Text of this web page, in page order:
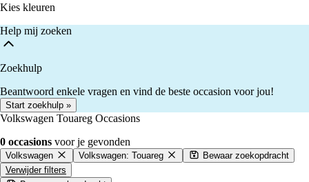
Kies kleuren
Help mij zoeken
Zoekhulp
Beantwoord enkele vragen en vind de beste occasion voor jou!
Start zoekhulp »
Volkswagen Touareg Occasions
0 occasions voor je gevonden
Volkswagen Volkswagen: Touareg
Bewaar zoekopdracht
Verwijder filters